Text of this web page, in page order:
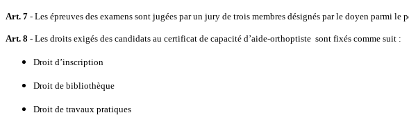
Art. 7 - Les épreuves des examens sont jugées par un jury de trois membres désignés par le doyen parmi
Art. 8 - Les droits exigés des candidats au certificat de capacité d’aide-orthoptiste sont fixés comme suit :
Droit d’inscription
Droit de bibliothèque
Droit de travaux pratiques